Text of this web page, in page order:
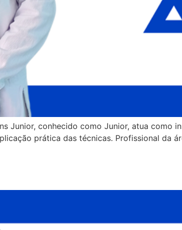
Junior, conhecido como Junior, atua como
prática das técnicas. Profissional da